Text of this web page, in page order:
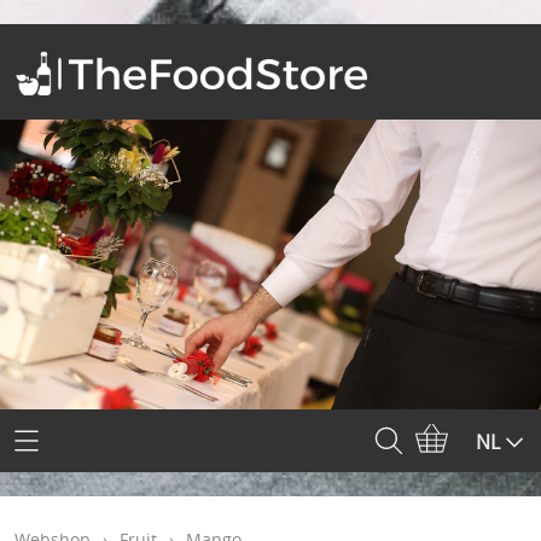
Home
Webshop
NL